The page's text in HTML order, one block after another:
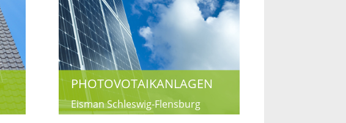
PHOTOVOTAIKANLAGEN
Eisman Schleswig-Flensburg